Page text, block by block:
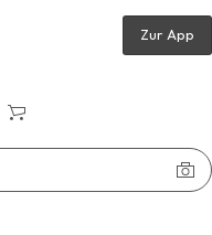
Zur App